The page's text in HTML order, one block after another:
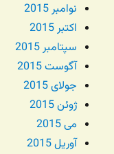
نوامبر 2015
اکتبر 2015
سپتامبر 2015
آگوست 2015
جولای 2015
ژوئن 2015
می 2015
آوریل 2015